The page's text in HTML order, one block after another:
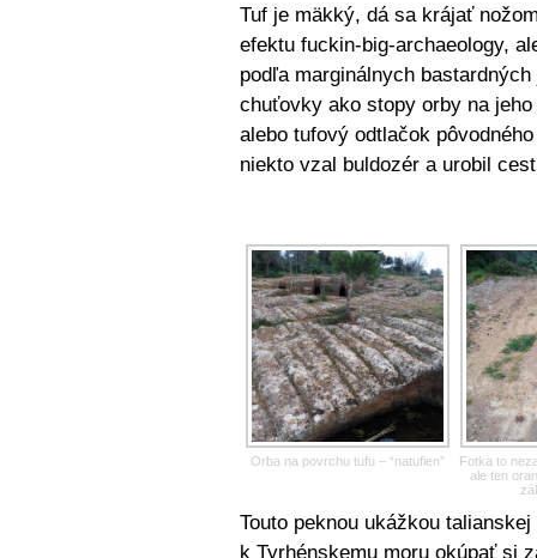
Tuf je mäkký, dá sa krájať
efektu fuckin-big-archaeology,
podľa marginálnych
chuťovky ako stopy orby na
alebo tufový odtlačok
niekto vzal buldozér a urobil
Orba na povrchu tufu – “natufien”
Fotka to
ale ten
Touto peknou ukážkou
k Tyrhénskemu moru okúpať si